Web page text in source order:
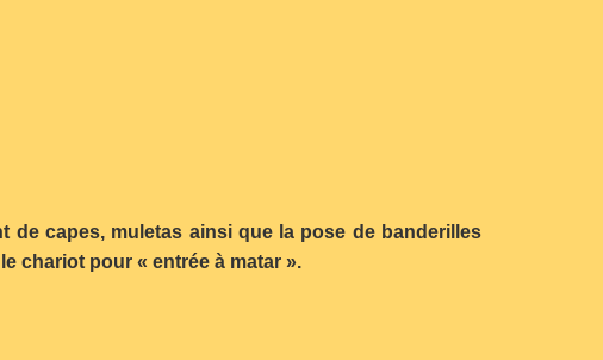
de capes, muletas ainsi que la pose de banderilles
chariot pour « entrée à matar ».